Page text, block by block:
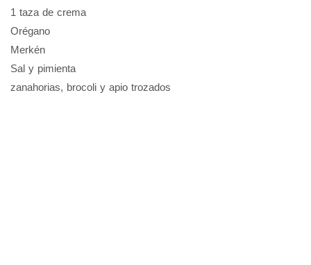
1 taza de crema
Orégano
Merkén
Sal y pimienta
zanahorias, brocoli y apio trozados